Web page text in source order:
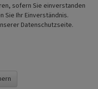
zahlreichen
Denkmalpflege, LVR,
sofern Sie einverstanden
Sie Ihr Einverständnis.
Datenschutzseite.